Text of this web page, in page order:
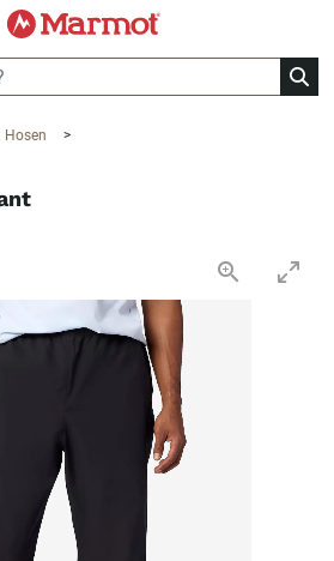
Hosen >